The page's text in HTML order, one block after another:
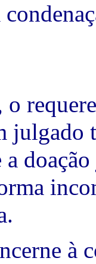
o
julgado
a
à